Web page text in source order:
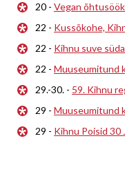
20 - Vegan
22 - Kussõkohe,
22 - Kihnu suve
22 - Muuseumitund
29.-30. - 59. Kihnu
29 - Muuseumitund
29 - Kihnu Poisid 30